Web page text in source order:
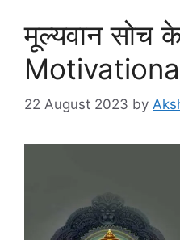
मूल्यवान सोच
22 August 2023 by